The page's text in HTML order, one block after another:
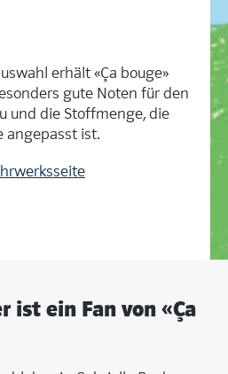
erhält «Ça bouge»
gute Noten für den
und die Stoffmenge, die
angepasst ist.
ist ein Fan von «Ça